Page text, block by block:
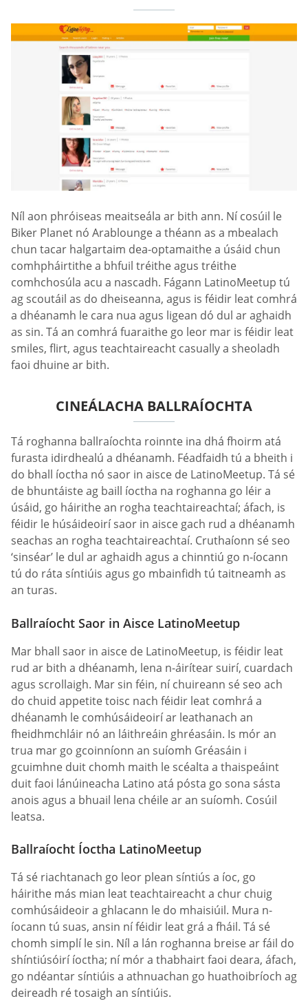
Níl aon phróiseas meaitseála ar bith ann. Ní cosúil le
Biker Planet nó Arablounge a théann as a mbealach
chun tacar halgartaim dea-optamaithe a úsáid chun
comhpháirtithe a bhfuil tréithe agus tréithe
comhchosúla acu a nascadh. Fágann LatinoMeetup tú
ag scoutáil as do dheiseanna, agus is féidir leat comhrá
a dhéanamh le cara nua agus ligean dó dul ar aghaidh
as sin. Tá an comhrá fuaraithe go leor mar is féidir leat
smiles, flirt, agus teachtaireacht casually a sheoladh
faoi dhuine ar bith.
CINEÁLACHA BALLRAÍOCHTA
Tá roghanna ballraíochta roinnte ina dhá fhoirm atá
furasta idirdhealú a dhéanamh. Féadfaidh tú a bheith i
do bhall íoctha nó saor in aisce de LatinoMeetup. Tá sé
de bhuntáiste ag baill íoctha na roghanna go léir a
úsáid, go háirithe an rogha teachtaireachtaí; áfach, is
féidir le húsáideoirí saor in aisce gach rud a dhéanamh
seachas an rogha teachtaireachtaí. Cruthaíonn sé seo
‘sinséar’ le dul ar aghaidh agus a chinntiú go n-íocann
tú do ráta síntiúis agus go mbainfidh tú taitneamh as
an turas.
Ballraíocht Saor in Aisce LatinoMeetup
Mar bhall saor in aisce de LatinoMeetup, is féidir leat
rud ar bith a dhéanamh, lena n-áirítear suirí, cuardach
agus scrollaigh. Mar sin féin, ní chuireann sé seo ach
do chuid appetite toisc nach féidir leat comhrá a
dhéanamh le comhúsáideoirí ar leathanach an
fheidhmchláir nó an láithreáin ghréasáin. Is mór an
trua mar go gcoinníonn an suíomh Gréasáin i
gcuimhne duit chomh maith le scéalta a thaispeáint
duit faoi lánúineacha Latino atá pósta go sona sásta
anois agus a bhuail lena chéile ar an suíomh. Cosúil
leatsa.
Ballraíocht Íoctha LatinoMeetup
Tá sé riachtanach go leor plean síntiús a íoc, go
háirithe más mian leat teachtaireacht a chur chuig
comhúsáideoir a ghlacann le do mhaisiúil. Mura n-
íocann tú suas, ansin ní féidir leat grá a fháil. Tá sé
chomh simplí le sin. Níl a lán roghanna breise ar fáil do
shíntiúsóirí íoctha; ní mór a thabhairt faoi deara, áfach,
go ndéantar síntiúis a athnuachan go huathoibríoch ag
deireadh ré tosaigh an síntiúis.